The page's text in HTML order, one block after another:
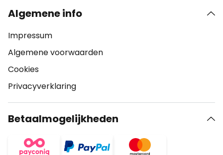
Algemene info
Impressum
Algemene voorwaarden
Cookies
Privacyverklaring
Betaalmogelijkheden